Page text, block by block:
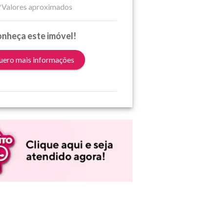
aproximados
este imóvel!
mais informações